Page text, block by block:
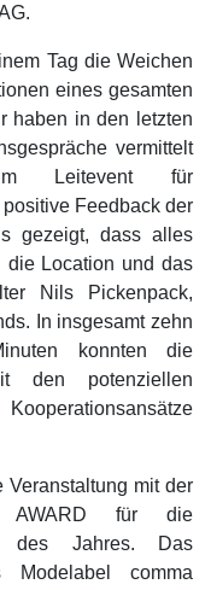
Tag die Weichen
eines gesamten
haben in den letzten
vermittelt
Leitevent für
Feedback der
gezeigt, dass alles
die Location und das
Nils Pickenpack,
In insgesamt zehn
konnten die
den potenziellen
Veranstaltung mit der
AWARD für die
des Jahres. Das
Modelabel comma